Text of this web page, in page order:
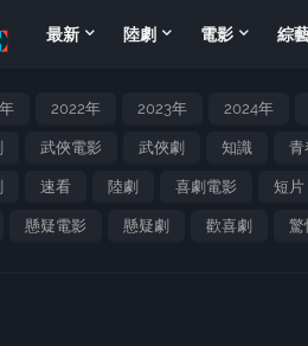
最新 陸劇 電影 綜
2022年 2023年 2024年
武俠電影 武俠劇 知識 青
速看 陸劇 喜劇電影 短片
懸疑電影 懸疑劇 歡喜劇 驚